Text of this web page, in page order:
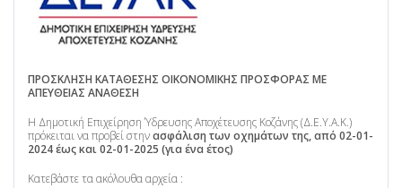
ΠΡΟΣΚΛΗΣΗ ΚΑΤΑΘΕΣΗΣ ΟΙΚΟΝΟΜΙΚΗΣ ΠΡΟΣΦΟΡΑΣ ΜΕ
ΑΠΕΥΘΕΙΑΣ ΑΝΑΘΕΣΗ
Η Δημοτική Επιχείρηση Ύδρευσης Αποχέτευσης Κοζάνης (Δ.Ε.Υ.Α.Κ.)
πρόκειται να προβεί στηνασφάλιση των οχημάτων της, από 02-01-
2024 έως και 02-01-2025 (για ένα έτος)
Κατεβάστε τα ακόλουθα αρχεία :